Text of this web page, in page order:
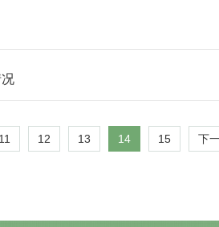
11 12 13 14 15 下